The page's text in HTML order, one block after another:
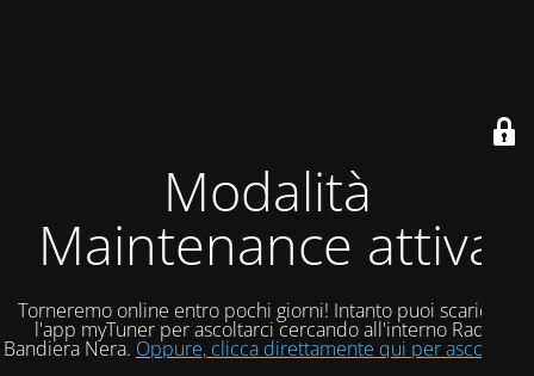
Modalità
Maintenance attiva
Torneremo online entro pochi giorni! Intanto puoi scaricare
l'app myTuner per ascoltarci cercando all'interno Radio
Bandiera Nera. Oppure, clicca direttamente qui per ascoltarci!